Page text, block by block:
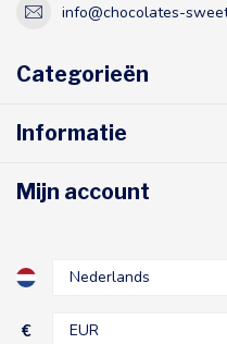
info@chocolates-
Categorieën
Informatie
Mijn account
€